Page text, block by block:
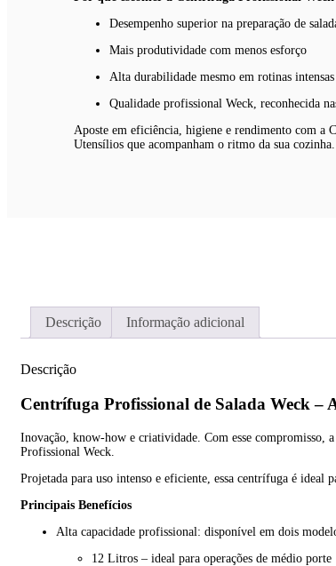
Desempenho superior na preparação de
Mais produtividade com menos esforço
Alta durabilidade mesmo em rotinas intensas
Qualidade profissional Weck, reconhecida
Aposte em eficiência, higiene e rendimento com a
Utensílios que acompanham o ritmo da sua cozinha.
Descrição Informação adicional
Descrição
Centrífuga Profissional de Salada Weck –
Inovação, know-how e criatividade. Com esse compromisso,
Profissional Weck.
Projetada para uso intenso e eficiente, essa centrífuga é ideal
Principais Benefícios
Alta capacidade profissional: disponível em dois
12 Litros – ideal para operações de médio porte